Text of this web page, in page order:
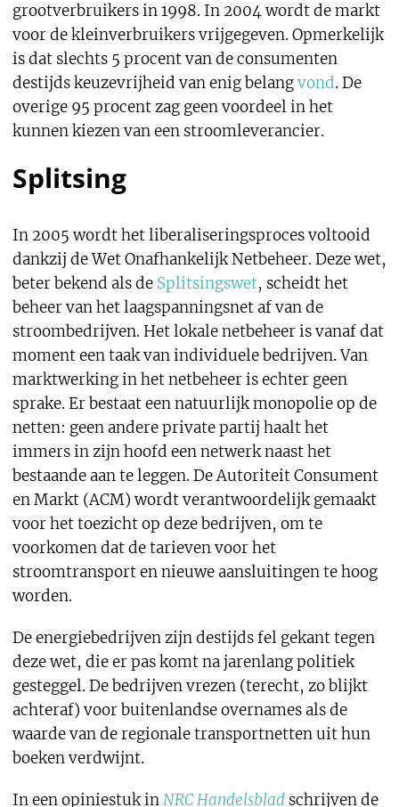
grootverbruikers in 1998. In 2004 wordt de markt
voor de kleinverbruikers vrijgegeven. Opmerkelijk
is dat slechts 5 procent van de consumenten
destijds keuzevrijheid van enig belangvond. De
overige 95 procent zag geen voordeel in het
kunnen kiezen van een stroomleverancier.
Splitsing
In 2005 wordt het liberaliseringsproces voltooid
dankzij de Wet Onafhankelijk Netbeheer. Deze wet,
beter bekend als de Splitsingswet, scheidt het
beheer van het laagspanningsnet af van de
stroombedrijven. Het lokale netbeheer is vanaf dat
moment een taak van individuele bedrijven. Van
marktwerking in het netbeheer is echter geen
sprake. Er bestaat een natuurlijk monopolie op de
netten: geen andere private partij haalt het
immers in zijn hoofd een netwerk naast het
bestaande aan te leggen. De Autoriteit Consument
en Markt (ACM) wordt verantwoordelijk gemaakt
voor het toezicht op deze bedrijven, om te
voorkomen dat de tarieven voor het
stroomtransport en nieuwe aansluitingen te hoog
worden.
De energiebedrijven zijn destijds fel gekant tegen
deze wet, die er pas komt na jarenlang politiek
gesteggel. De bedrijven vrezen (terecht, zo blijkt
achteraf) voor buitenlandse overnames als de
waarde van de regionale transportnetten uit hun
boeken verdwijnt.
In een opiniestuk inNRC Handelsbladschrijven de